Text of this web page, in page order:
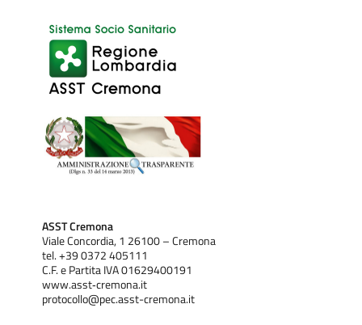
ASST Cremona
Viale Concordia, 1 26100 – Cremona
tel. +39 0372 405111
C.F. e Partita IVA 01629400191
www.asst‐cremona.it
protocollo@pec.asst-cremona.it